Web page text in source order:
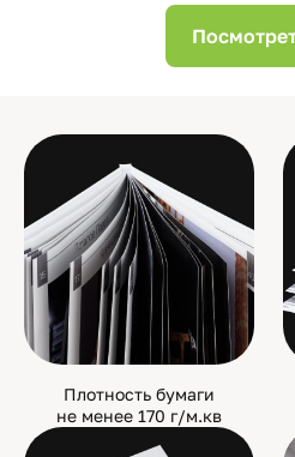
Плотность бумаги
не менее 170 г/м.кв